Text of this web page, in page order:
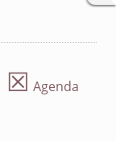
☒ Agenda